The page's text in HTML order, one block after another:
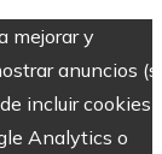
mejorar y
anuncios
incluir cookies
Analytics o